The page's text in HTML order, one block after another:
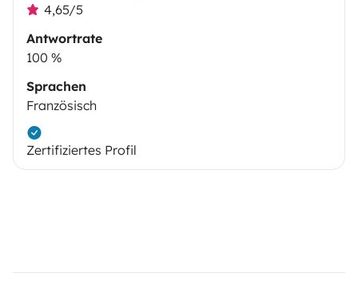
4,65/5
Antwortrate
100 %
Sprachen
Französisch
Zertifiziertes Profil